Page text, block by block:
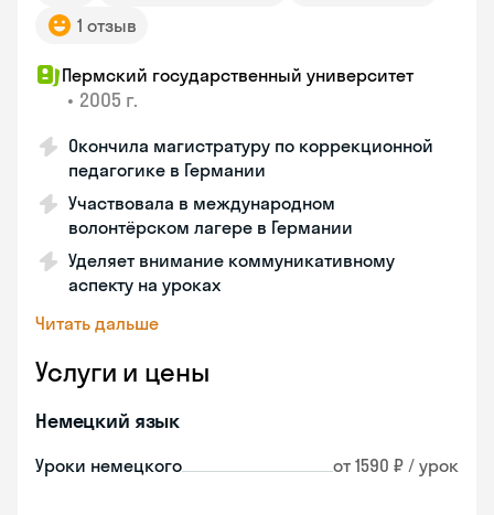
1 отзыв
Пермский государственный университет
• 2005 г.
Окончила магистратуру по коррекционной
педагогике в Германии
Участвовала в международном
волонтёрском лагере в Германии
Уделяет внимание коммуникативному
аспекту на уроках
Читать дальше
Услуги и цены
Немецкий язык
Уроки немецкого от 1590 ₽ / урок